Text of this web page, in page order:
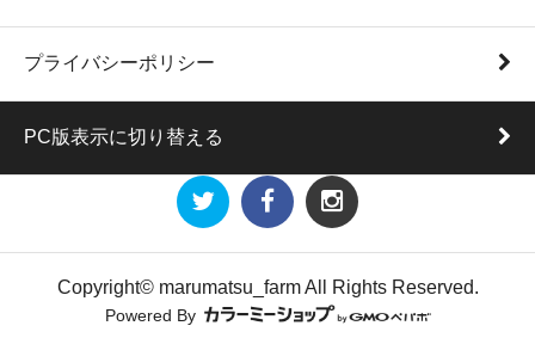
プライバシーポリシー
PC版表示に切り替える
Copyright© marumatsu_farm All Rights Reserved.
Powered By